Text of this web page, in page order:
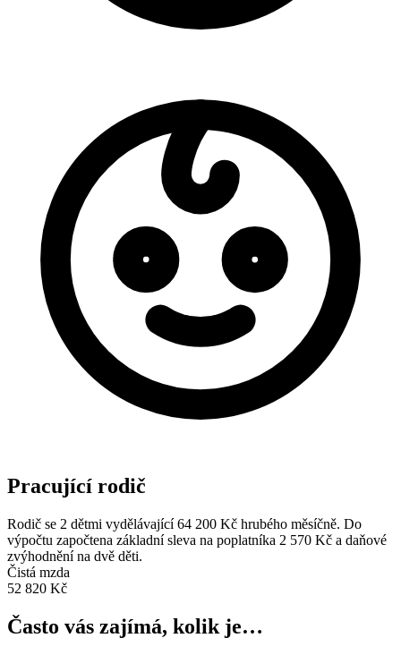
Pracující rodič
Rodič se 2 dětmi vydělávající 64 200 Kč hrubého měsíčně. Do
výpočtu započtena základní sleva na poplatníka 2 570 Kč a daňové
zvýhodnění na dvě děti.
Čistá mzda
52 820 Kč
Často vás zajímá, kolik je…